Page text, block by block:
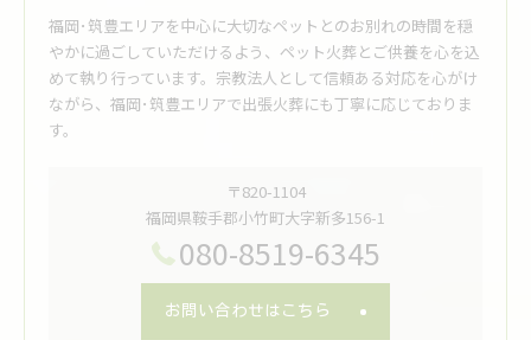
福岡･筑豊エリアを中心に大切なペットとのお別れの時間を穏
やかに過ごしていただけるよう、ペット火葬とご供養を心を込
めて執り行っています。宗教法人として信頼ある対応を心がけ
ながら、福岡･筑豊エリアで出張火葬にも丁寧に応じておりま
す。
〒820-1104
福岡県鞍手郡小竹町大字新多156-1
080-8519-6345
お問い合わせはこちら